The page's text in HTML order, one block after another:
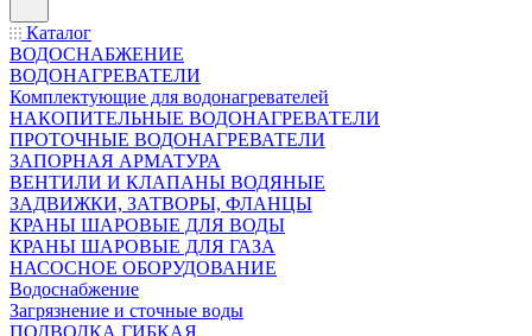
Каталог
ВОДОСНАБЖЕНИЕ
ВОДОНАГРЕВАТЕЛИ
Комплектующие для водонагревателей
НАКОПИТЕЛЬНЫЕ ВОДОНАГРЕВАТЕЛИ
ПРОТОЧНЫЕ ВОДОНАГРЕВАТЕЛИ
ЗАПОРНАЯ АРМАТУРА
ВЕНТИЛИ И КЛАПАНЫ ВОДЯНЫЕ
ЗАДВИЖКИ, ЗАТВОРЫ, ФЛАНЦЫ
КРАНЫ ШАРОВЫЕ ДЛЯ ВОДЫ
КРАНЫ ШАРОВЫЕ ДЛЯ ГАЗА
НАСОСНОЕ ОБОРУДОВАНИЕ
Водоснабжение
Загрязнение и сточные воды
ПОДВОДКА ГИБКАЯ